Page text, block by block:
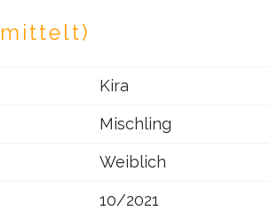
Kira
Mischling
Weiblich
10/2021